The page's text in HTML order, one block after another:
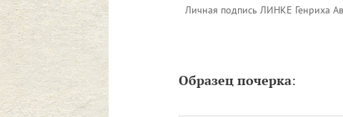
Личная подпись ЛИНКЕ Генриха
Образец почерка: